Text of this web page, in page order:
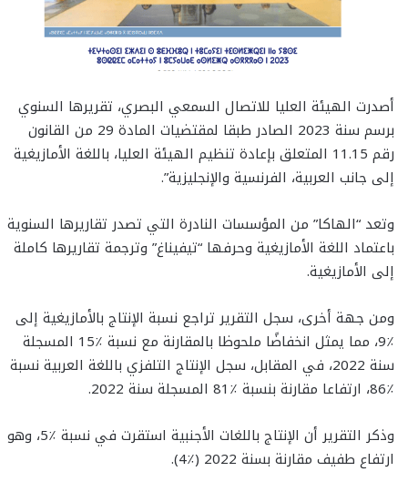
أصدرت الهيئة العليا للاتصال السمعي البصري، تقريرها السنوي
برسم سنة 2023 الصادر طبقا لمقتضيات المادة 29 من القانون
رقم 11.15 المتعلق بإعادة تنظيم الهيئة العليا، باللغة الأمازيغية
إلى جانب العربية، الفرنسية والإنجليزية”.
وتعد “الهاكا” من المؤسسات النادرة التي تصدر تقاريرها السنوية
باعتماد اللغة الأمازيغية وحرفها “تيفيناغ” وترجمة تقاريرها كاملة
إلى الأمازيغية.
ومن جهة أخرى، سجل التقرير تراجع نسبة الإنتاج بالأمازيغية إلى
٪9، مما يمثل انخفاضًا ملحوظا بالمقارنة مع نسبة ٪15 المسجلة
سنة 2022، في المقابل، سجل الإنتاج التلفزي باللغة العربية نسبة
٪86، ارتفاعا مقارنة بنسبة ٪81 المسجلة سنة 2022.
وذكر التقرير أن الإنتاج باللغات الأجنبية استقرت في نسبة ٪5، وهو
ارتفاع طفيف مقارنة بسنة 2022 (٪4).